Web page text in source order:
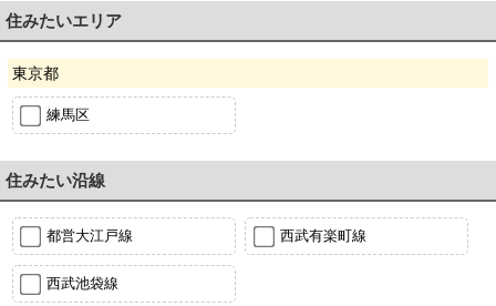
住みたいエリア
東京都
練馬区
住みたい沿線
都営大江戸線 西武有楽町線
西武池袋線